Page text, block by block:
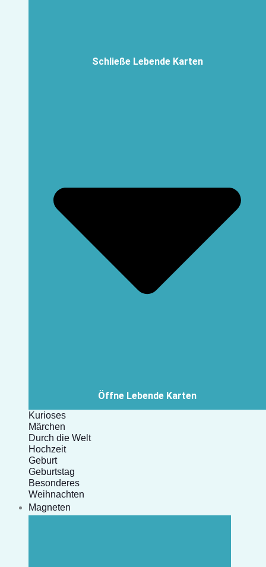
Schließe Lebende Karten
Öffne Lebende Karten
Kurioses
Märchen
Durch die Welt
Hochzeit
Geburt
Geburtstag
Besonderes
Weihnachten
Magneten